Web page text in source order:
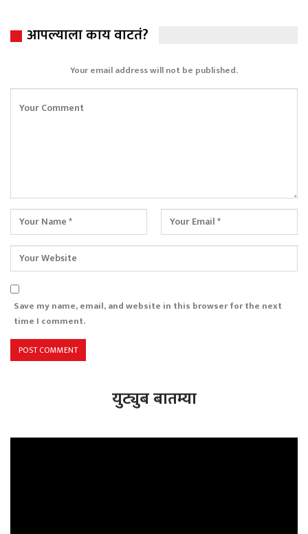
आपल्याला काय वाटतं?
Your email address will not be published.
Save my name, email, and website in this browser for the next
time I comment.
युट्युब बातम्या